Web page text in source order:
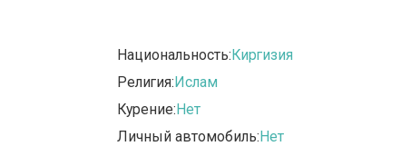
Национальность:Киргизия
Религия:Ислам
Курение:Нет
Личный автомобиль:Нет